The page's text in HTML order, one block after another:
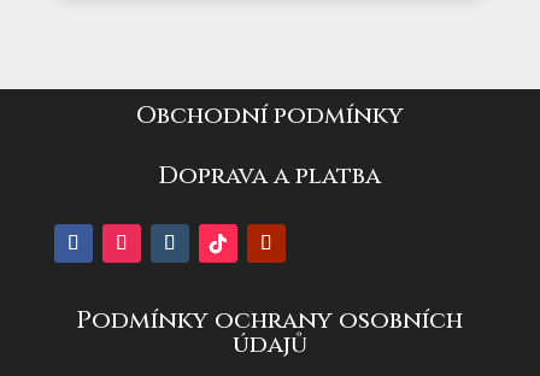
Obchodní podmínky
Doprava a platba
Podmínky ochrany osobních
údajů